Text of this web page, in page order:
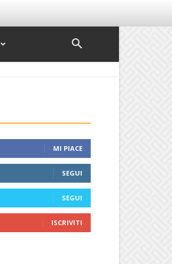
MI PIACE
SEGUI
SEGUI
ISCRIVITI